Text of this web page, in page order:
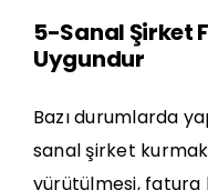
5-Sanal Şirket
Uygundur
Bazı durumlarda
sanal şirket
yürütülmesi, fatura